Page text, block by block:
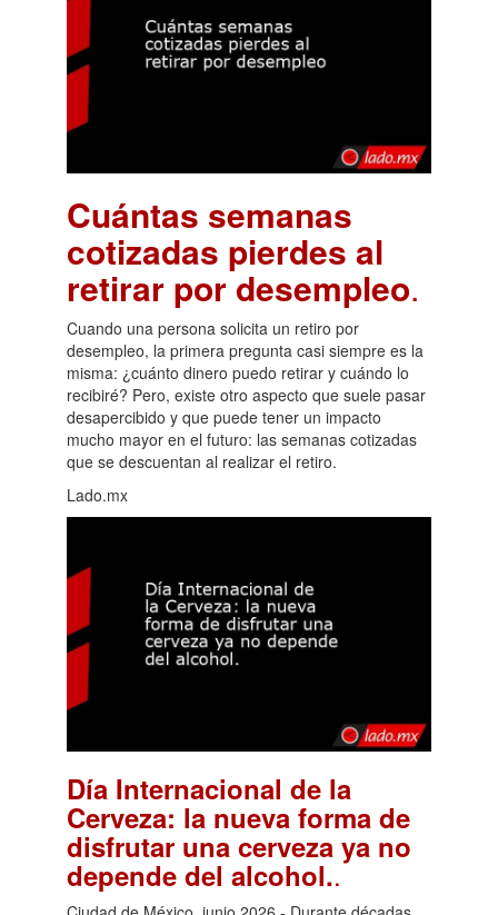
Cuántas semanas
cotizadas pierdes al
retirar por desempleo.
Cuando una persona solicita un retiro por
desempleo, la primera pregunta casi siempre es la
misma: ¿cuánto dinero puedo retirar y cuándo lo
recibiré? Pero, existe otro aspecto que suele pasar
desapercibido y que puede tener un impacto
mucho mayor en el futuro: las semanas cotizadas
que se descuentan al realizar el retiro.
Lado.mx
Día Internacional de la
Cerveza: la nueva forma de
disfrutar una cerveza ya no
depende del alcohol..